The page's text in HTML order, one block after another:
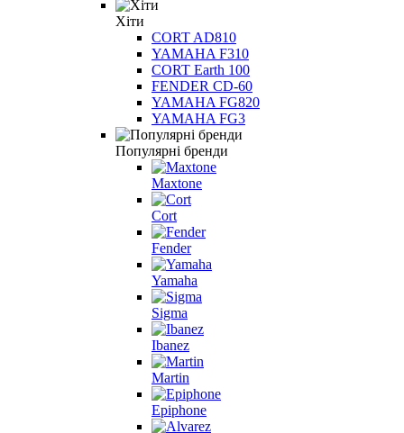
Хіти
CORT AD810
YAMAHA F310
CORT Earth 100
FENDER CD-60
YAMAHA FG820
YAMAHA FG3
Популярні бренди
Maxtone
Cort
Fender
Yamaha
Sigma
Ibanez
Martin
Epiphone